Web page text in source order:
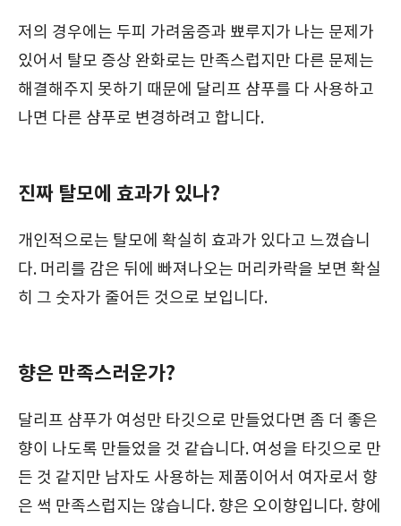
저의 경우에는 두피 가려움증과 뾰루지가 나는 문제가
있어서 탈모 증상 완화로는 만족스럽지만 다른 문제는
해결해주지 못하기 때문에 달리프 샴푸를 다 사용하고
나면 다른 샴푸로 변경하려고 합니다.
진짜 탈모에 효과가 있나?
개인적으로는 탈모에 확실히 효과가 있다고 느꼈습니
다. 머리를 감은 뒤에 빠져나오는 머리카락을 보면 확실
히 그 숫자가 줄어든 것으로 보입니다.
향은 만족스러운가?
달리프 샴푸가 여성만 타깃으로 만들었다면 좀 더 좋은
향이 나도록 만들었을 것 같습니다. 여성을 타깃으로 만
든 것 같지만 남자도 사용하는 제품이어서 여자로서 향
은 썩 만족스럽지는 않습니다. 향은 오이향입니다. 향에